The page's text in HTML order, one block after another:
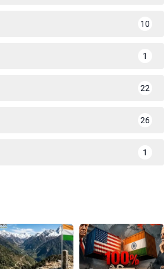
10
1
22
26
1